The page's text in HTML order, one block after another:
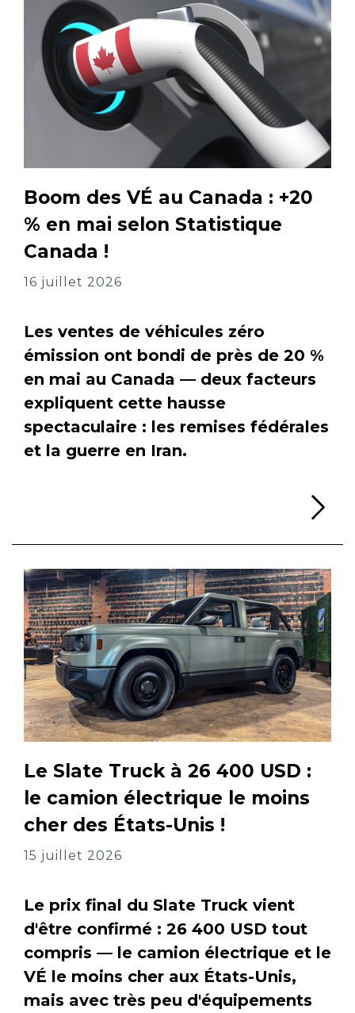
Boom des VÉ au Canada : +20
% en mai selon Statistique
Canada !
16 juillet 2026
Les ventes de véhicules zéro
émission ont bondi de près de 20 %
en mai au Canada — deux facteurs
expliquent cette hausse
spectaculaire : les remises fédérales
et la guerre en Iran.
Le Slate Truck à 26 400 USD :
le camion électrique le moins
cher des États-Unis !
15 juillet 2026
Le prix final du Slate Truck vient
d'être confirmé : 26 400 USD tout
compris — le camion électrique et le
VÉ le moins cher aux États-Unis,
mais avec très peu d'équipements